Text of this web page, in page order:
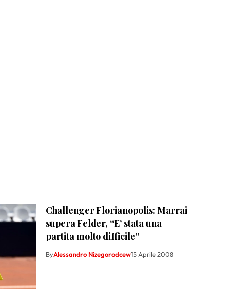
Challenger Florianopolis: Marrai
supera Felder, “E’ stata una
partita molto difficile”
ByAlessandro Nizegorodcew15 Aprile 2008